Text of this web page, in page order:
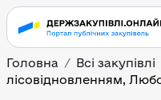
Головна Всі закупівлі
лісовідновленням,